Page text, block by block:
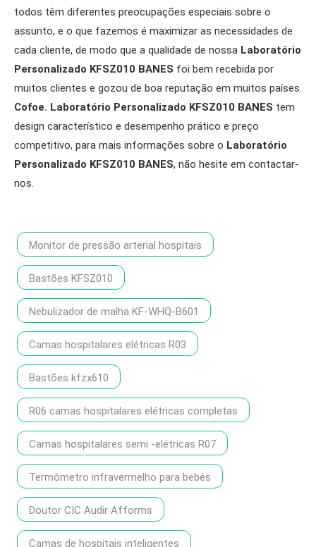
todos têm diferentes preocupações especiais sobre o
assunto, e o que fazemos é maximizar as necessidades de
cada cliente, de modo que a qualidade de nossa Laboratório
Personalizado KFSZ010 BANES foi bem recebida por
muitos clientes e gozou de boa reputação em muitos países.
Cofoe. Laboratório Personalizado KFSZ010 BANES tem
design característico e desempenho prático e preço
competitivo, para mais informações sobre o Laboratório
Personalizado KFSZ010 BANES, não hesite em contactar-
nos.
Monitor de pressão arterial hospitais
Bastões KFSZ010
Nebulizador de malha KF-WHQ-B601
Camas hospitalares elétricas R03
Bastões kfzx610
R06 camas hospitalares elétricas completas
Camas hospitalares semi -elétricas R07
Termômetro infravermelho para bebês
Doutor CIC Audir Afforms
Camas de hospitais inteligentes